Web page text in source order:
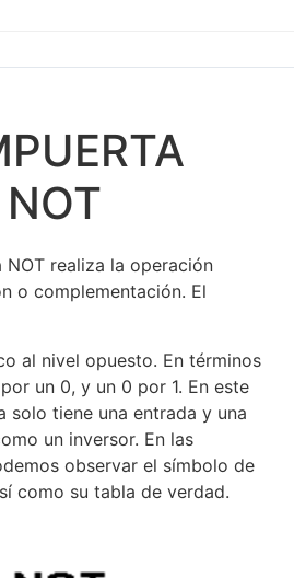
realiza la operación
o complementación. El
al nivel opuesto. En términos
un 0, y un 0 por 1. En este
solo tiene una entrada y una
un inversor. En las
observar el símbolo de
como su tabla de verdad.